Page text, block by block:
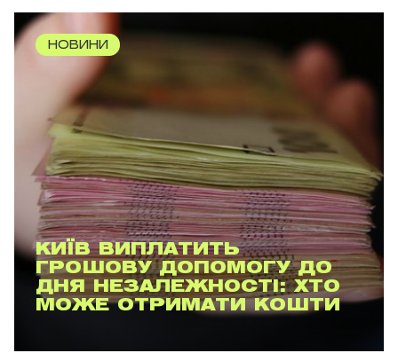
НОВИНИ
КИЇВ ВИПЛАТИТЬ
ГРОШОВУ ДОПОМОГУ ДО
ДНЯ НЕЗАЛЕЖНОСТІ: ХТО
МОЖЕ ОТРИМАТИ КОШТИ